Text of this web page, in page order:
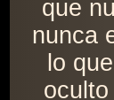
que
nunca
lo